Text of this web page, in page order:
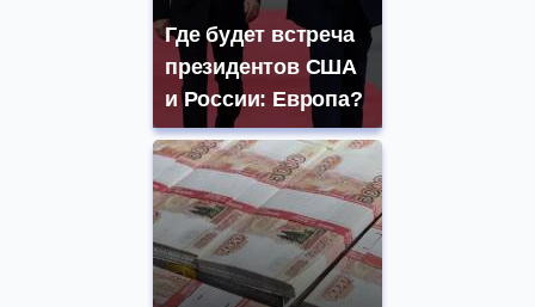
Где будет встреча
президентов США
и России: Европа?